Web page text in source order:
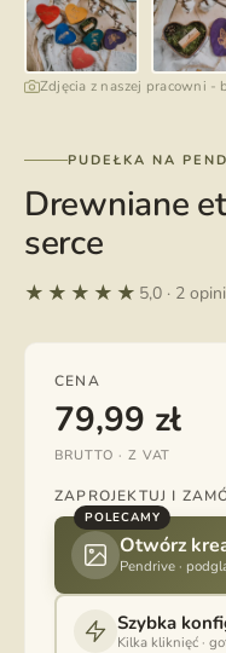
Zdjęcia z naszej pracowni -
PUDEŁKA NA
Drewniane
serce
★★★★★ 5,0 · 2
CENA
79,99 zł
BRUTTO · Z VAT
ZAPROJEKTUJ I
POLECAMY
Otwórz
Pendrive ·
Szybka
Kilka kliknięć ·